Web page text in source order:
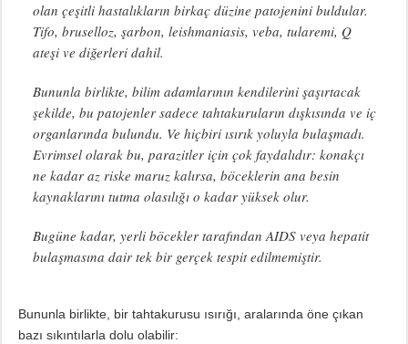
olan çeşitli hastalıkların birkaç düzine patojenini buldular.
Tifo, bruselloz, şarbon, leishmaniasis, veba, tularemi, Q
ateşi ve diğerleri dahil.
Bununla birlikte, bilim adamlarının kendilerini şaşırtacak
şekilde, bu patojenler sadece tahtakuruların dışkısında ve iç
organlarında bulundu. Ve hiçbiri ısırık yoluyla bulaşmadı.
Evrimsel olarak bu, parazitler için çok faydalıdır: konakçı
ne kadar az riske maruz kalırsa, böceklerin ana besin
kaynaklarını tutma olasılığı o kadar yüksek olur.
Bugüne kadar, yerli böcekler tarafından AIDS veya hepatit
bulaşmasına dair tek bir gerçek tespit edilmemiştir.
Bununla birlikte, bir tahtakurusu ısırığı, aralarında öne çıkan
bazı sıkıntılarla dolu olabilir: